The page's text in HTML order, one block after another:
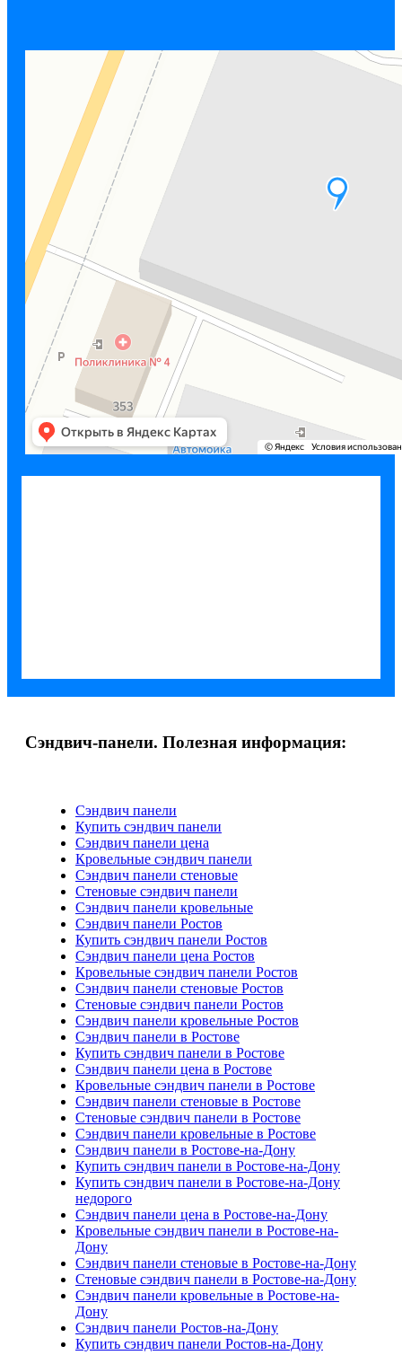
Сэндвич-панели. Полезная информация:
Сэндвич панели
Купить сэндвич панели
Сэндвич панели цена
Кровельные сэндвич панели
Сэндвич панели стеновые
Стеновые сэндвич панели
Сэндвич панели кровельные
Сэндвич панели Ростов
Купить сэндвич панели Ростов
Сэндвич панели цена Ростов
Кровельные сэндвич панели Ростов
Сэндвич панели стеновые Ростов
Стеновые сэндвич панели Ростов
Сэндвич панели кровельные Ростов
Сэндвич панели в Ростове
Купить сэндвич панели в Ростове
Сэндвич панели цена в Ростове
Кровельные сэндвич панели в Ростове
Сэндвич панели стеновые в Ростове
Стеновые сэндвич панели в Ростове
Сэндвич панели кровельные в Ростове
Сэндвич панели в Ростове-на-Дону
Купить сэндвич панели в Ростове-на-Дону
Купить сэндвич панели в Ростове-на-Дону
недорого
Сэндвич панели цена в Ростове-на-Дону
Кровельные сэндвич панели в Ростове-на-
Дону
Сэндвич панели стеновые в Ростове-на-Дону
Стеновые сэндвич панели в Ростове-на-Дону
Сэндвич панели кровельные в Ростове-на-
Дону
Сэндвич панели Ростов-на-Дону
Купить сэндвич панели Ростов-на-Дону